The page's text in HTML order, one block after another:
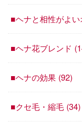
■ヘナと相性がよ
■ヘナ花ブレンド
■ヘナの効果 (92)
■クセ毛・縮毛 (34)